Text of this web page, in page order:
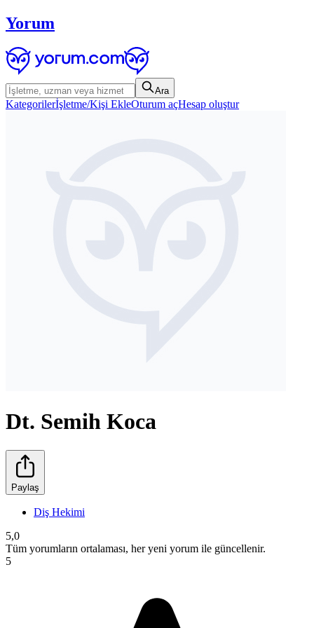
Yorum
Ara
Kategorilerİşletme/Kişi EkleOturum açHesap oluştur
Dt. Semih Koca
Paylaş
Diş Hekimi
5,0
Tüm yorumların ortalaması, her yeni yorum ile güncellenir.
5